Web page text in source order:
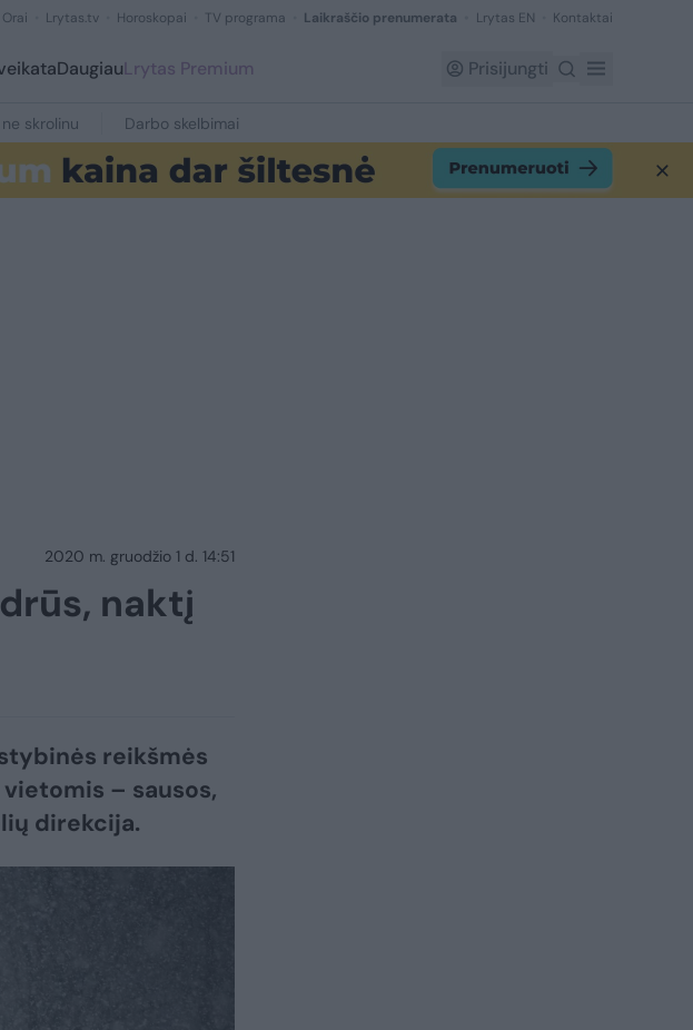
Orai Lrytas.tv Horoskopai TV programa Laikraščio prenumerata Lrytas EN Kontaktai
DaugiauLrytas Premium Prisijungti
skrolinu Darbo skelbimai
2020 m. gruodžio 1 d. 14:51
naktį
reikšmės
– sausos,
direkcija.